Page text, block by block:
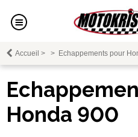
Accueil > > Echappements pour
Honda 900